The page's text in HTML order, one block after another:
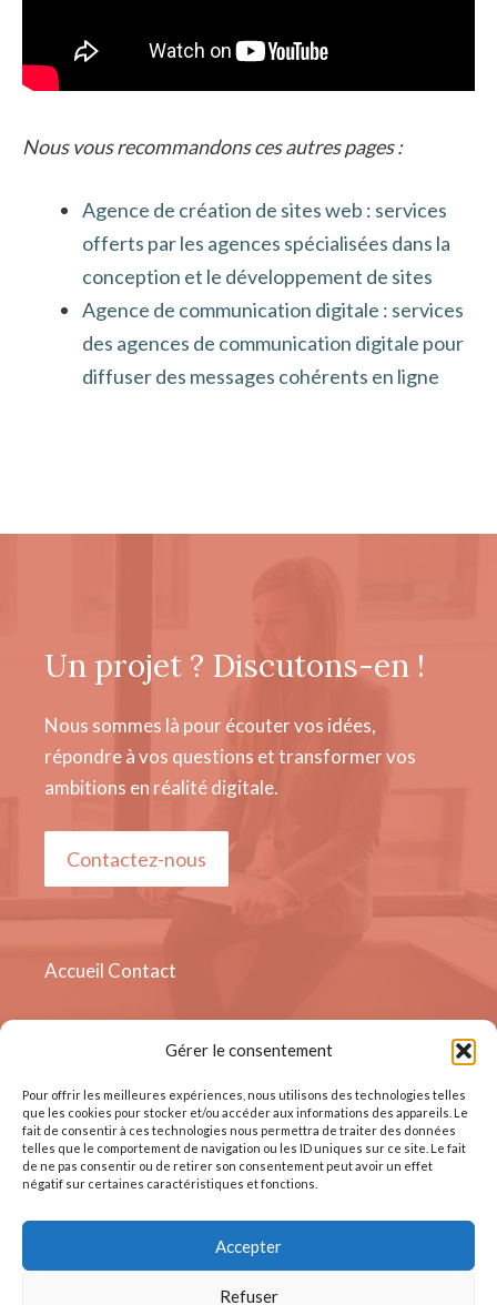
Gérer le consentement
Pour offrir les meilleures expériences, nous utilisons des technologies telles
que les cookies pour stocker et/ou accéder aux informations des appareils. Le
fait de consentir à ces technologies nous permettra de traiter des données
telles que le comportement de navigation ou les ID uniques sur ce site. Le fait
de ne pas consentir ou de retirer son consentement peut avoir un effet
négatif sur certaines caractéristiques et fonctions.
Accepter
Refuser
Nous vous recommandons ces autres pages :
Agence de création de sites web : services
offerts par les agences spécialisées dans la
conception et le développement de sites
Agence de communication digitale : services
des agences de communication digitale pour
diffuser des messages cohérents en ligne
Un projet ? Discutons-en !
Nous sommes là pour écouter vos idées,
répondre à vos questions et transformer vos
ambitions en réalité digitale.
Contactez-nous
Accueil Contact
© Tous droits réservés